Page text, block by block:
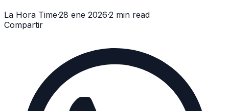
La Hora Time·28 ene 2026·2 min read
Compartir